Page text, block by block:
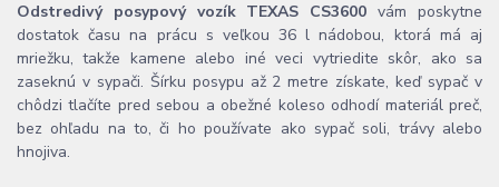
Odstredivý posypový vozík TEXAS CS3600 vám poskytne
dostatok času na prácu s veľkou 36 l nádobou, ktorá má aj
mriežku, takže kamene alebo iné veci vytriedite skôr, ako sa
zaseknú v sypači. Šírku posypu až 2 metre získate, keď sypač v
chôdzi tlačíte pred sebou a obežné koleso odhodí materiál preč,
bez ohľadu na to, či ho používate ako sypač soli, trávy alebo
hnojiva.